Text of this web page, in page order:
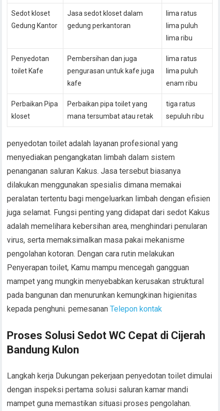
Sedot kloset
Gedung Kantor
Jasa sedot kloset dalam
gedung perkantoran
lima ratus
lima puluh
lima ribu
Penyedotan
toilet Kafe
Pembersihan dan juga
pengurasan untuk kafe juga
kafe
lima ratus
lima puluh
enam ribu
Perbaikan Pipa
kloset
Perbaikan pipa toilet yang
mana tersumbat atau retak
tiga ratus
sepuluh ribu
penyedotan toilet adalah layanan profesional yang
menyediakan pengangkatan limbah dalam sistem
penanganan saluran Kakus. Jasa tersebut biasanya
dilakukan menggunakan spesialis dimana memakai
peralatan tertentu bagi mengeluarkan limbah dengan efisien
juga selamat. Fungsi penting yang didapat dari sedot Kakus
adalah memelihara kebersihan area, menghindari penularan
virus, serta memaksimalkan masa pakai mekanisme
pengolahan kotoran. Dengan cara rutin melakukan
Penyerapan toilet, Kamu mampu mencegah gangguan
mampet yang mungkin menyebabkan kerusakan struktural
pada bangunan dan menurunkan kemungkinan higienitas
kepada penghuni. pemesananTelepon kontak
Proses Solusi Sedot WC Cepat di Cijerah
Bandung Kulon
Langkah kerja Dukungan pekerjaan penyedotan toilet dimulai
dengan inspeksi pertama solusi saluran kamar mandi
mampet guna memastikan situasi proses pengolahan.